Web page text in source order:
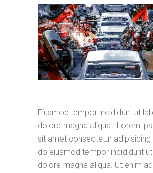
Eiusmod tempor incididunt ut
dolore magna aliqua. Lorem
sit amet consectetur adipisicing
do eiusmod tempor incididunt
dolore magna aliqua. Ut enim